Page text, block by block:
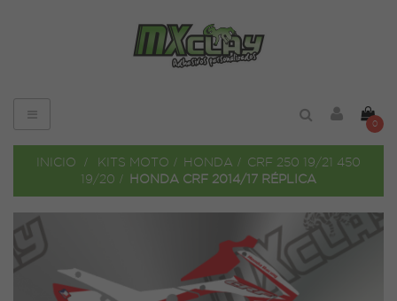
Navegación
de
palanca
0
INICIO > KITS MOTO > HONDA > CRF 250 19/21 450
19/20 > HONDA CRF 2014/17 RÉPLICA